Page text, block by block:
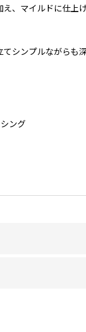
、マイルドに仕上
シンプルながらも
ング